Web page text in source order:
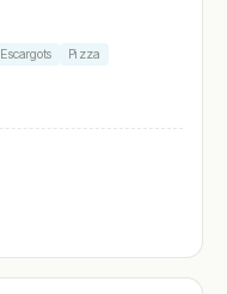
Escargots Pizza